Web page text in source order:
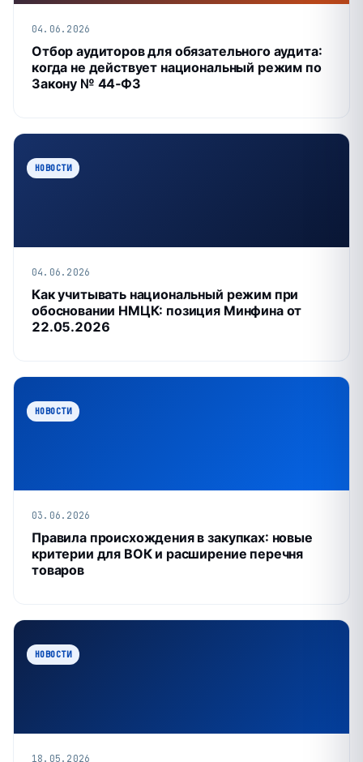
04.06.2026
Отбор аудиторов для обязательного аудита:
когда не действует национальный режим по
Закону № 44‑ФЗ
НОВОСТИ
04.06.2026
Как учитывать национальный режим при
обосновании НМЦК: позиция Минфина от
22.05.2026
НОВОСТИ
03.06.2026
Правила происхождения в закупках: новые
критерии для ВОК и расширение перечня
товаров
НОВОСТИ
18.05.2026